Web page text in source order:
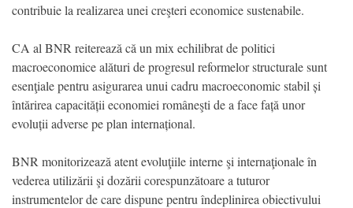
contribuie la realizarea unei creşteri economice sustenabile.
CA al BNR reiterează că un mix echilibrat de politici
macroeconomice alături de progresul reformelor structurale sunt
esenţiale pentru asigurarea unui cadru macroeconomic stabil și
întărirea capacității economiei româneşti de a face față unor
evoluții adverse pe plan internațional.
BNR monitorizează atent evoluţiile interne şi internaţionale în
vederea utilizării şi dozării corespunzătoare a tuturor
instrumentelor de care dispune pentru îndeplinirea obiectivului